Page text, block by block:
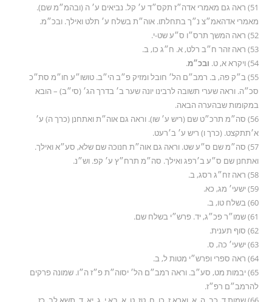
51) ראה גם מאמרי אדה״ז תקס״ד ע׳ קל. נביאים ע׳ ה (ובהמ״מ שם).
מאמרי אדהאמ״צ נ״ך בתחלתו. אוה״ת בשלח ע׳ תלט ואילך. ובכ״מ.
52) ראה המשך תרס״ו ס״ע שט-י.
53) ראה זהר ח״ב רלט, א. ח״ג כו, ב.
54) ויקרא א, ט.
ובכ״מ.
55) ב״ק פה, ב. רמב״ם הל׳ חובל ומזיק פ״ב הי״ב. טושו״ע חו״מ סת״כ
סכ״ה. וראה שערי תשובה לרבינו יונה שער ב׳ בדרך הג׳ (סי״ב) – הובא
במקומות שבהערה הבאה.
56) סה״מ תרכ״ט שם (ריש ע׳ שו). וראה גם אוה״ת ואתחנן (כרך ה) ע׳
א׳תתקצט. (כרך ו) ריש ע׳ ב׳רעט.
57) סה״מ שם ס״ע שט. וראה גם אוה״ת חנוכה שם שלא, סע״א ואילך.
ואתחנן שם ס״ע ב׳רפג ואילך. סה״מ תרח״ץ ע׳ קפ. וש״נ.
58) ראה זח״ג רסג, ב.
59) ישעי׳ מג, כא.
60) בשלח טו, ב.
61) שמו״ר פכ״ג, יד. פרש״י בשלח שם.
62) סוף תענית.
63) ישעי׳ כה, ס.
64) ראה ספרי ופרש״י מטות ל, ב.
65) יבמות מט, סע״ב. וראה רמב״ם הל׳ יסוה״ת פ״ז ה״ו. שמונה פרקים
להרמב״ם רפ״ז.